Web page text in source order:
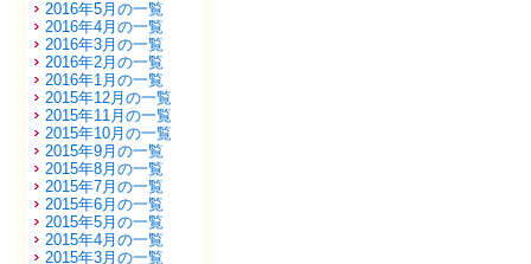
2016年5月の一覧
2016年4月の一覧
2016年3月の一覧
2016年2月の一覧
2016年1月の一覧
2015年12月の一覧
2015年11月の一覧
2015年10月の一覧
2015年9月の一覧
2015年8月の一覧
2015年7月の一覧
2015年6月の一覧
2015年5月の一覧
2015年4月の一覧
2015年3月の一覧